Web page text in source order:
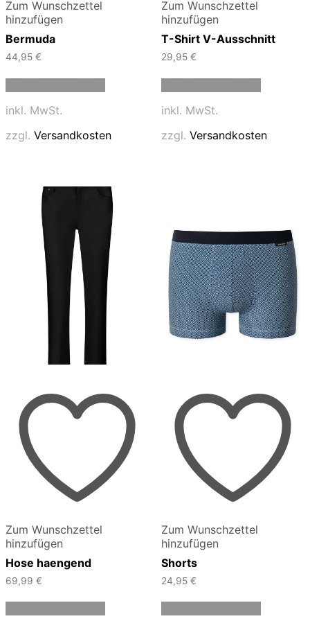
Zum Wunschzettel
hinzufügen
Bermuda
44,95 €
auf.
können
auf
der
Produktseite
gewählt
werden
inkl. MwSt.
zzgl. Versandkosten
Zum Wunschzettel
hinzufügen
T-Shirt V-Ausschnitt
29,95 €
auf.
gewählt
werden
inkl. MwSt.
zzgl. Versandkosten
Zum Wunschzettel
hinzufügen
Hose haengend
69,99 €
Zum Wunschzettel
hinzufügen
Shorts
24,95 €